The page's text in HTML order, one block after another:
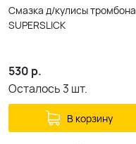
Смазка д/кулисы тромбона
SUPERSLICK
530 р.
Осталось3 шт.
В корзину